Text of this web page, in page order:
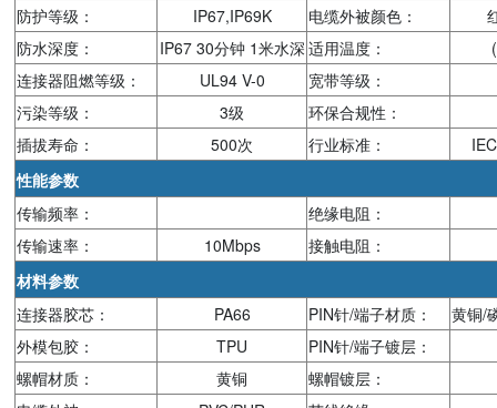
防护等级：
IP67,IP69K 电缆外被颜色：
防水深度：
IP67 30分钟 1米水深 适用温度：
连接器阻燃等级：
UL94 V-0
宽带等级：
污染等级：
3级 环保合规性：
插拔寿命：
500次 行业标准：
性能参数
传输频率：
绝缘电阻：
传输速率：
10Mbps
接触电阻：
材料参数
连接器胶芯：
PA66 PIN针/端子材质：
黄铜/
外模包胶：
TPU
PIN针/端子镀层：
螺帽材质：
黄铜
螺帽镀层：